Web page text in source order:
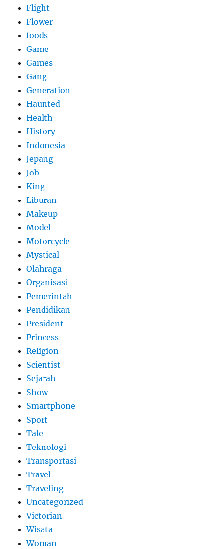
Flight
Flower
foods
Game
Games
Gang
Generation
Haunted
Health
History
Indonesia
Jepang
Job
King
Liburan
Makeup
Model
Motorcycle
Mystical
Olahraga
Organisasi
Pemerintah
Pendidikan
President
Princess
Religion
Scientist
Sejarah
Show
Smartphone
Sport
Tale
Teknologi
Transportasi
Travel
Traveling
Uncategorized
Victorian
Wisata
Woman